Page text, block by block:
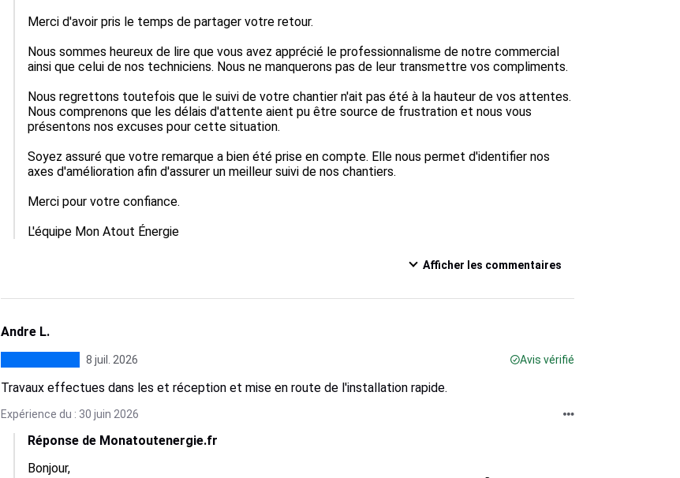
Merci d'avoir pris le temps de partager votre retour.
Nous sommes heureux de lire que vous avez apprécié le professionnalisme de notre commercial
ainsi que celui de nos techniciens. Nous ne manquerons pas de leur transmettre vos compliments.
Nous regrettons toutefois que le suivi de votre chantier n'ait pas été à la hauteur de vos attentes.
Nous comprenons que les délais d'attente aient pu être source de frustration et nous vous
présentons nos excuses pour cette situation.
Soyez assuré que votre remarque a bien été prise en compte. Elle nous permet d'identifier nos
axes d'amélioration afin d'assurer un meilleur suivi de nos chantiers.
Merci pour votre confiance.
L'équipe Mon Atout Énergie
Afficher les commentaires
Andre L.
8 juil. 2026 Avis vérifié
Travaux effectues dans les et réception et mise en route de l'installation rapide.
Expérience du : 30 juin 2026
Réponse de Monatoutenergie.fr
Bonjour,